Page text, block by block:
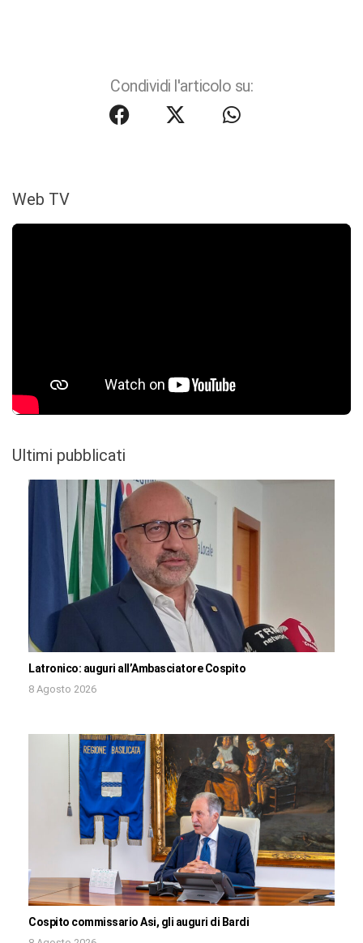
Condividi l'articolo su:
Web TV
Ultimi pubblicati
Latronico: auguri all’Ambasciatore Cospito
8 Agosto 2026
Cospito commissario Asi, gli auguri di Bardi